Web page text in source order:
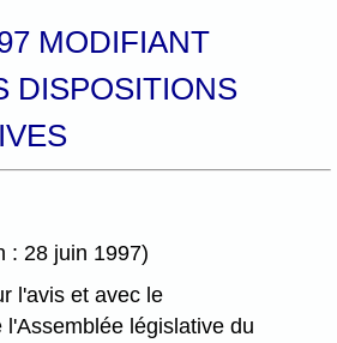
MODIFIANT
DISPOSITIONS
: 28 juin 1997)
l'avis et avec le
l'Assemblée législative du